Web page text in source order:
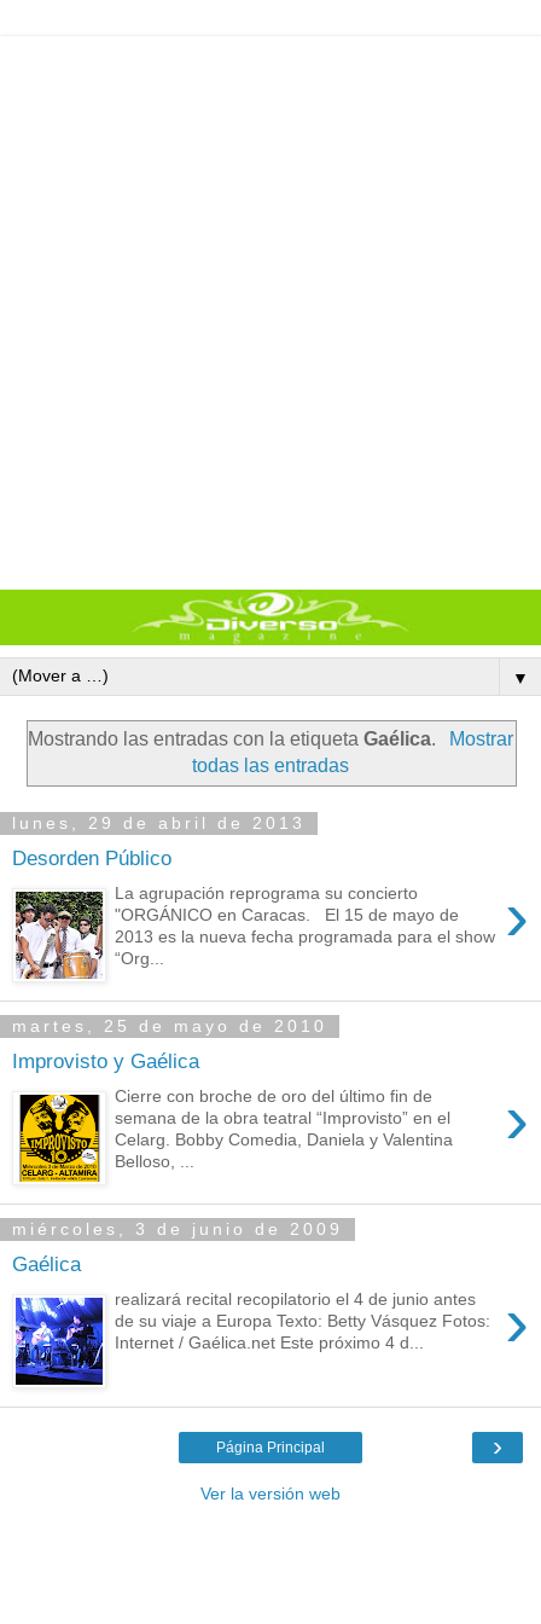
▼
Mostrando las entradas con la etiquetaGaélica.
Mostrar
todas las entradas
lunes, 29 de abril de 2013
Desorden Público
›
La agrupación reprograma su concierto
"ORGÁNICO en Caracas. El 15 de mayo de
2013 es la nueva fecha programada para el show
“Org...
martes, 25 de mayo de 2010
Improvisto y Gaélica
›
Cierre con broche de oro del último fin de
semana de la obra teatral “Improvisto” en el
Celarg. Bobby Comedia, Daniela y Valentina
Belloso, ...
miércoles, 3 de junio de 2009
Gaélica
›
realizará recital recopilatorio el 4 de junio antes
de su viaje a Europa Texto: Betty Vásquez Fotos:
Internet / Gaélica.net Este próximo 4 d...
›
Página Principal
Ver la versión web